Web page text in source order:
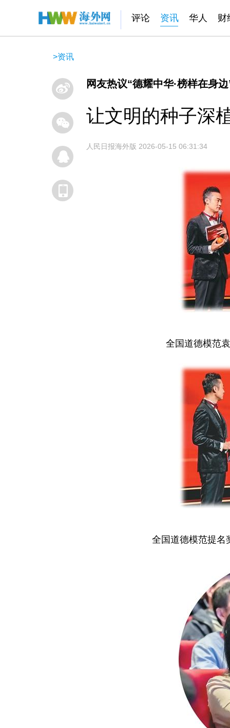
评论 资讯 华人 财
>资讯
网友热议“德耀中华·榜样在身
让文明的种子深
人民日报海外版 2026-05-15 06:31:34
全国道德模范
全国道德模范提名